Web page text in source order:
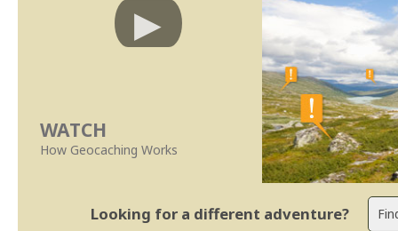
WATCH
How Geocaching Works
Looking for a different adventure?